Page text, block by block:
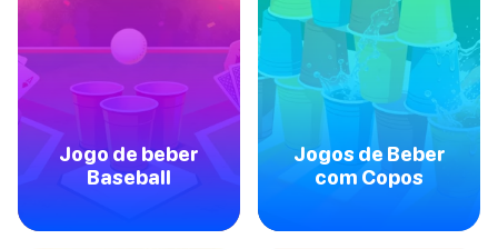
Jogo de beber
Baseball
Jogos de Beber
com Copos